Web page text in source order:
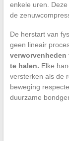
enkele uren.
de
De herstart van
geen lineair
te halen. Elke
versterken als de
beweging
duurzame